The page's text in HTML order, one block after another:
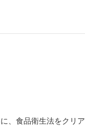
、食品衛生法をクリ